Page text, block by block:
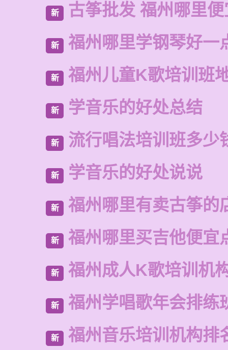
新 古筝批发 福州哪里
新 福州哪里学钢琴好一
新 福州儿童K歌培训班
新 学音乐的好处总结
新 流行唱法培训班多少
新 学音乐的好处说说
新 福州哪里有卖古筝的
新 福州哪里买吉他便宜
新 福州成人K歌培训机
新 福州学唱歌年会排练
新 福州音乐培训机构排